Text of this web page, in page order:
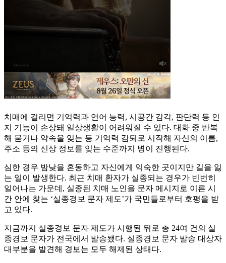
치매에 걸리면 기억력과 언어 능력, 시공간 감각, 판단력 등 인
지 기능이 손상돼 일상생활이 어려워질 수 있다. 대화 중 반복
해 묻거나 약속을 잊는 등 기억력 감퇴로 시작해 자신의 이름,
주소 등의 신상 정보를 잊는 수준까지 병이 진행된다.
심한 경우 밤낮을 혼동하고 자신에게 익숙한 곳이지만 길을 잃
는 일이 발생한다. 최근 치매 환자가 실종되는 경우가 빈번히
일어나는 가운데, 실종된 치매 노인을 문자 메시지로 이른 시
간 안에 찾는 ‘실종경보 문자 제도’가 국민들로부터 호평을 받
고 있다.
지금까지 실종경보 문자 제도가 시행된 뒤로 총 24여 건의 실
종경보 문자가 전국에서 발송됐다. 실종경보 문자 발송 대상자
대부분을 발견해 경보는 모두 해제된 상태다.